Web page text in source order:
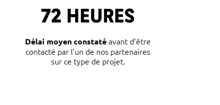
72 HEURES
Délai moyen constatéavant d’être
contacté par l’un de nos partenaires
sur ce type de projet.